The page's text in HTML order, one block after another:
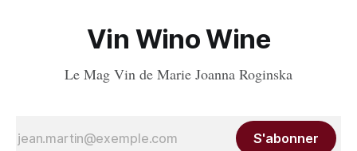
Vin Wino Wine
Le Mag Vin de Marie Joanna Roginska
S'abonner